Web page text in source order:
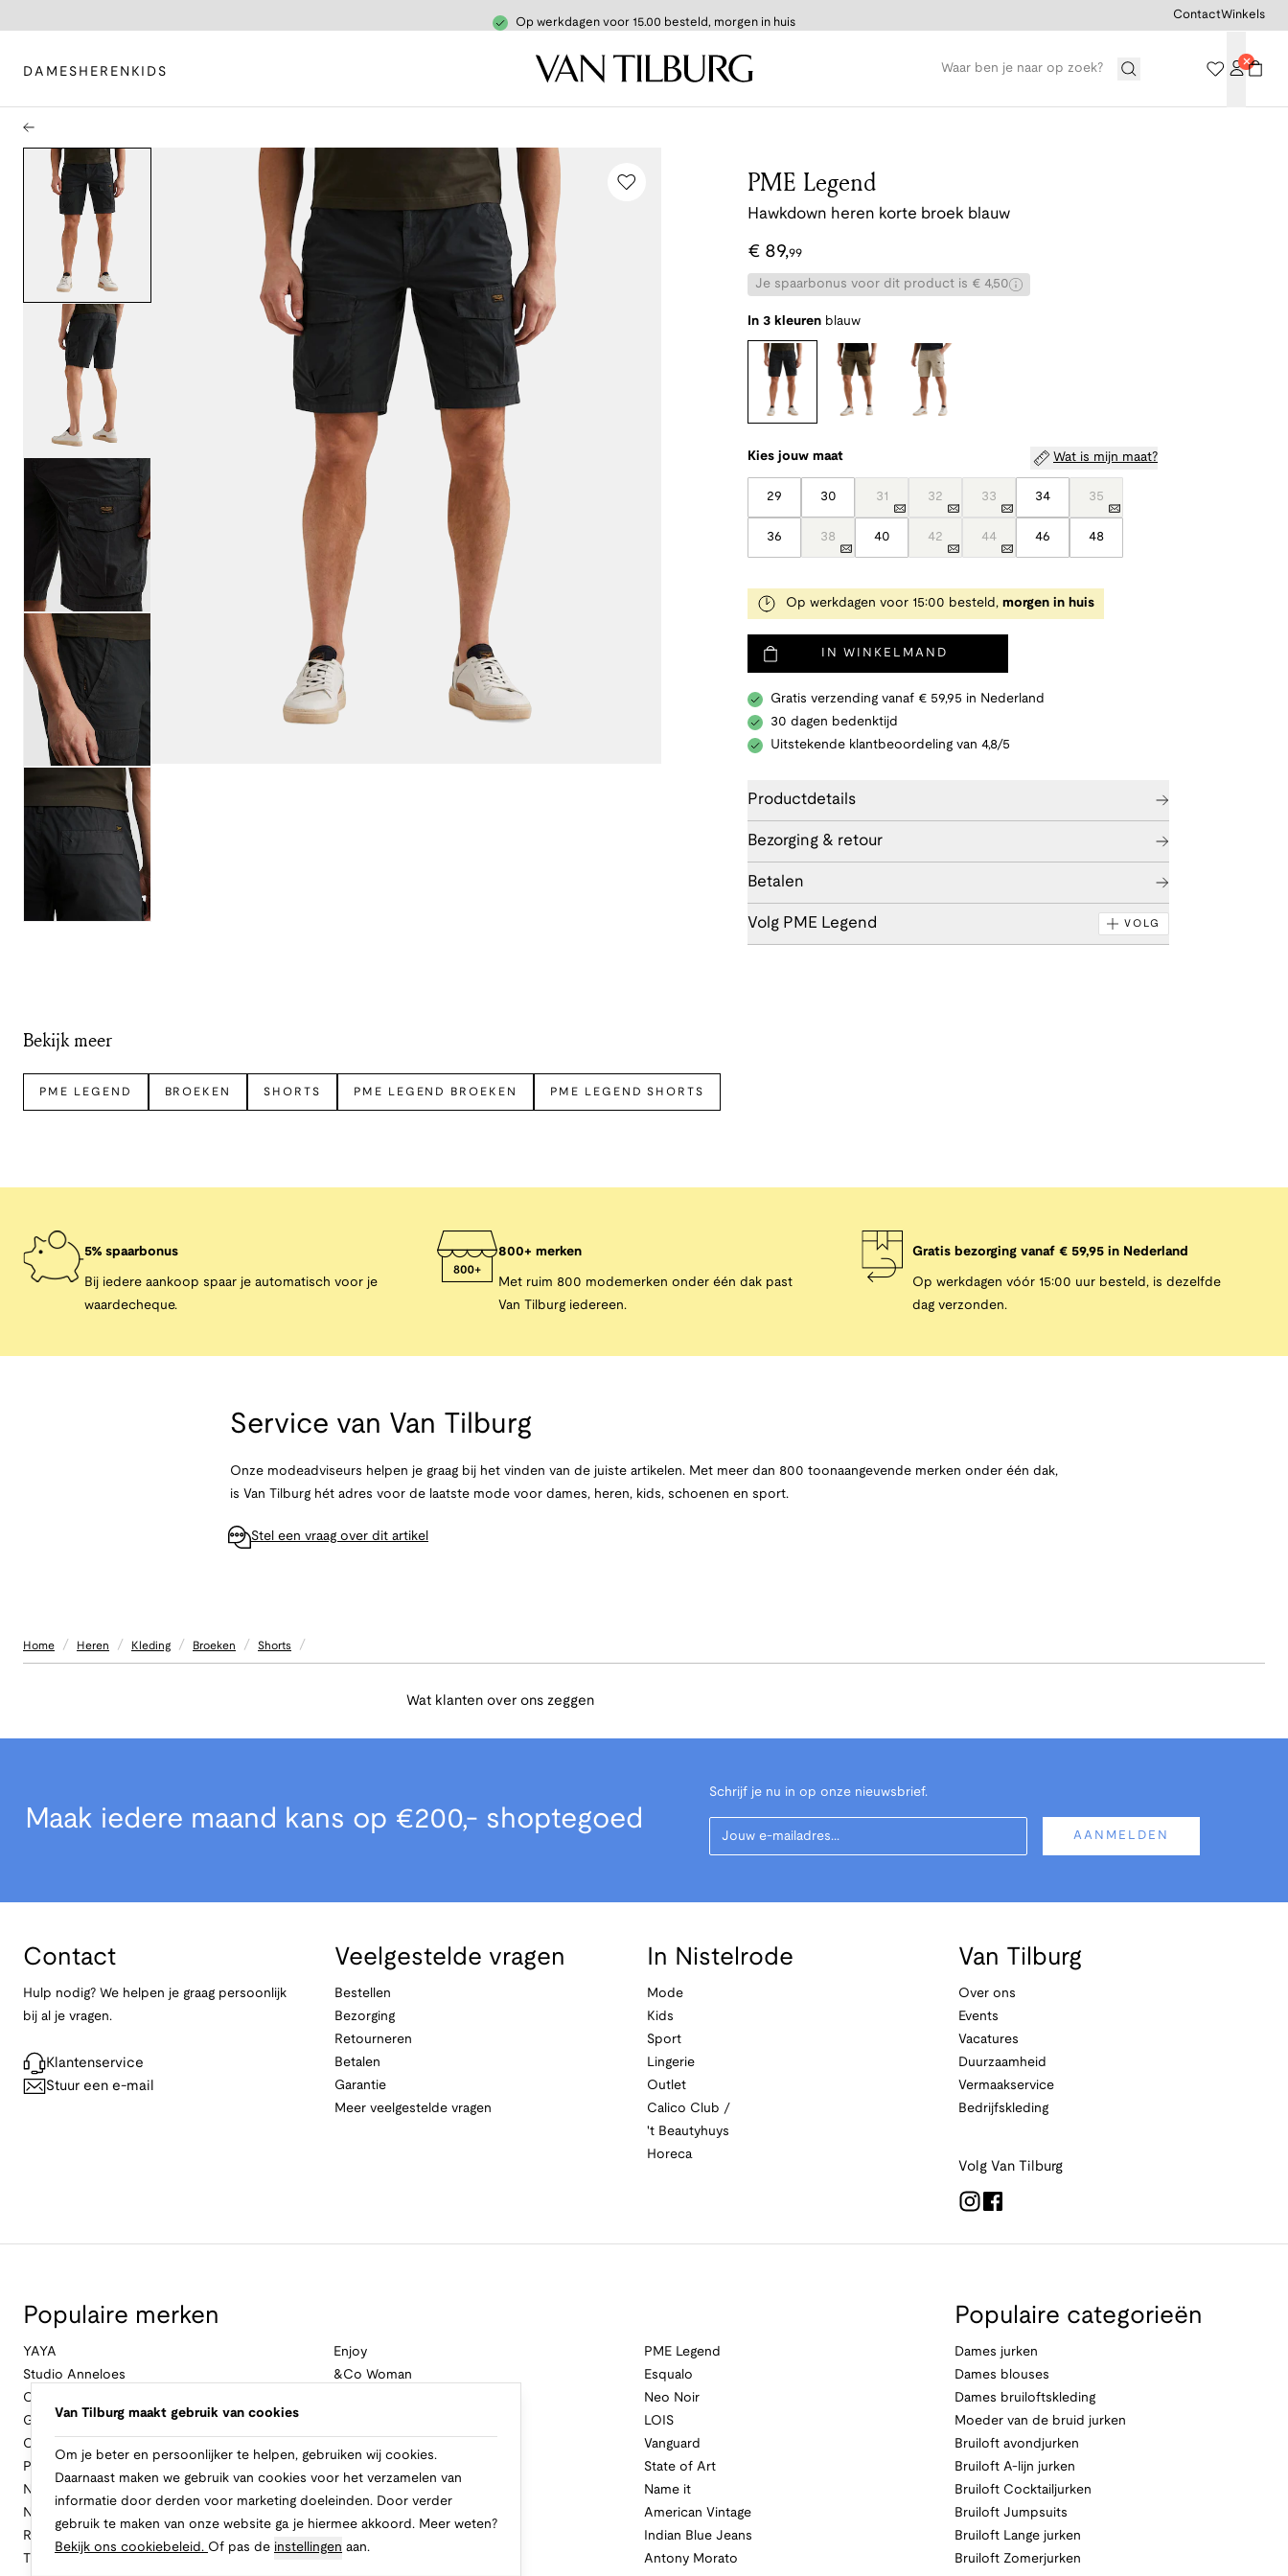
Op werkdagen voor 15.00 besteld, morgen in huis
DAMES HEREN KIDS
ContactWinkels
PME Legend
Hawkdown heren korte broek blauw
€ 89,99
Je spaarbonus voor dit product is € 4,50
In 3 kleuren blauw
Kies jouw maat Wat is mijn maat?
29 30 31 32 33 34 35
36 38 40 42 44 46 48
Op werkdagen voor 15:00 besteld, morgen in huis
IN WINKELMAND
Gratis verzending vanaf € 59,95 in Nederland
30 dagen bedenktijd
Uitstekende klantbeoordeling van 4,8/5
Productdetails
Bezorging & retour
Betalen
Volg PME Legend VOLG
Bekijk meer
PME LEGEND BROEKEN SHORTS PME LEGEND BROEKEN PME LEGEND SHORTS
5% spaarbonus
Bij iedere aankoop spaar je automatisch voor je
waardecheque.
800+ merken
Met ruim 800 modemerken onder één dak past
Van Tilburg iedereen.
Gratis bezorging vanaf € 59,95 in Nederland
Op werkdagen vóór 15:00 uur besteld, is dezelfde
dag verzonden.
Service van Van Tilburg
Onze modeadviseurs helpen je graag bij het vinden van de juiste artikelen. Met meer dan 800 toonaangevende merken onder één dak,
is Van Tilburg hét adres voor de laatste mode voor dames, heren, kids, schoenen en sport.
Stel een vraag over dit artikel
Home / Heren / Kleding / Broeken / Shorts /
Wat klanten over ons zeggen
Maak iedere maand kans op €200,- shoptegoed
Schrijf je nu in op onze nieuwsbrief.
Your Email
AANMELDEN
Contact
Hulp nodig? We helpen je graag persoonlijk
bij al je vragen.
Klantenservice
Stuur een e-mail
Veelgestelde vragen
Bestellen
Bezorging
Retourneren
Betalen
Garantie
Meer veelgestelde vragen
In Nistelrode
Mode
Kids
Sport
Lingerie
Outlet
Calico Club /
't Beautyhuys
Horeca
Van Tilburg
Over ons
Events
Vacatures
Duurzaamheid
Vermaakservice
Bedrijfskleding
Volg Van Tilburg
Populaire merken
YAYA
Studio Anneloes
Cambio
Geisha
Cast Iron
Profuomo
No Excess
New Balance
Rinascimento
Enjoy
&Co Woman
PME Legend
Esqualo
Neo Noir
LOIS
Vanguard
State of Art
Name it
American Vintage
Indian Blue Jeans
Antony Morato
Populaire categorieën
Dames jurken
Dames blouses
Dames bruiloftskleding
Moeder van de bruid jurken
Bruiloft avondjurken
Bruiloft A-lijn jurken
Bruiloft Cocktailjurken
Bruiloft Jumpsuits
Bruiloft Lange jurken
Bruiloft Zomerjurken
Van Tilburg maakt gebruik van cookies
Om je beter en persoonlijker te helpen, gebruiken wij cookies.
Daarnaast maken we gebruik van cookies voor het verzamelen van
informatie door derden voor marketing doeleinden. Door verder
gebruik te maken van onze website ga je hiermee akkoord. Meer weten?
Bekijk ons cookiebeleid. Of pas de instellingen aan.